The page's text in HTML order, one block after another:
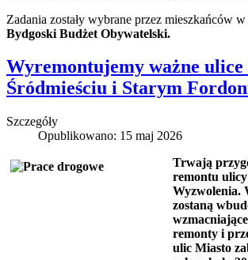
Zadania zostały wybrane przez mieszkańców w
Bydgoski Budżet Obywatelski.
Wyremontujemy ważne ulice
Śródmieściu i Starym
Szczegóły
Opublikowano: 15 maj 2026
Trwają
remontu
Wyzwolenia.
zostaną
remonty i
ulic Miasto